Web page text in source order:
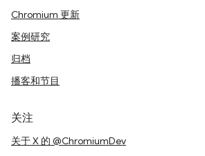
Chromium 更新
案例研究
归档
播客和节目
关注
关于 X 的 @ChromiumDev